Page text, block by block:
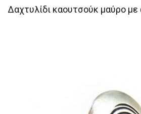
Δαχτυλίδι καουτσούκ μαύρο με